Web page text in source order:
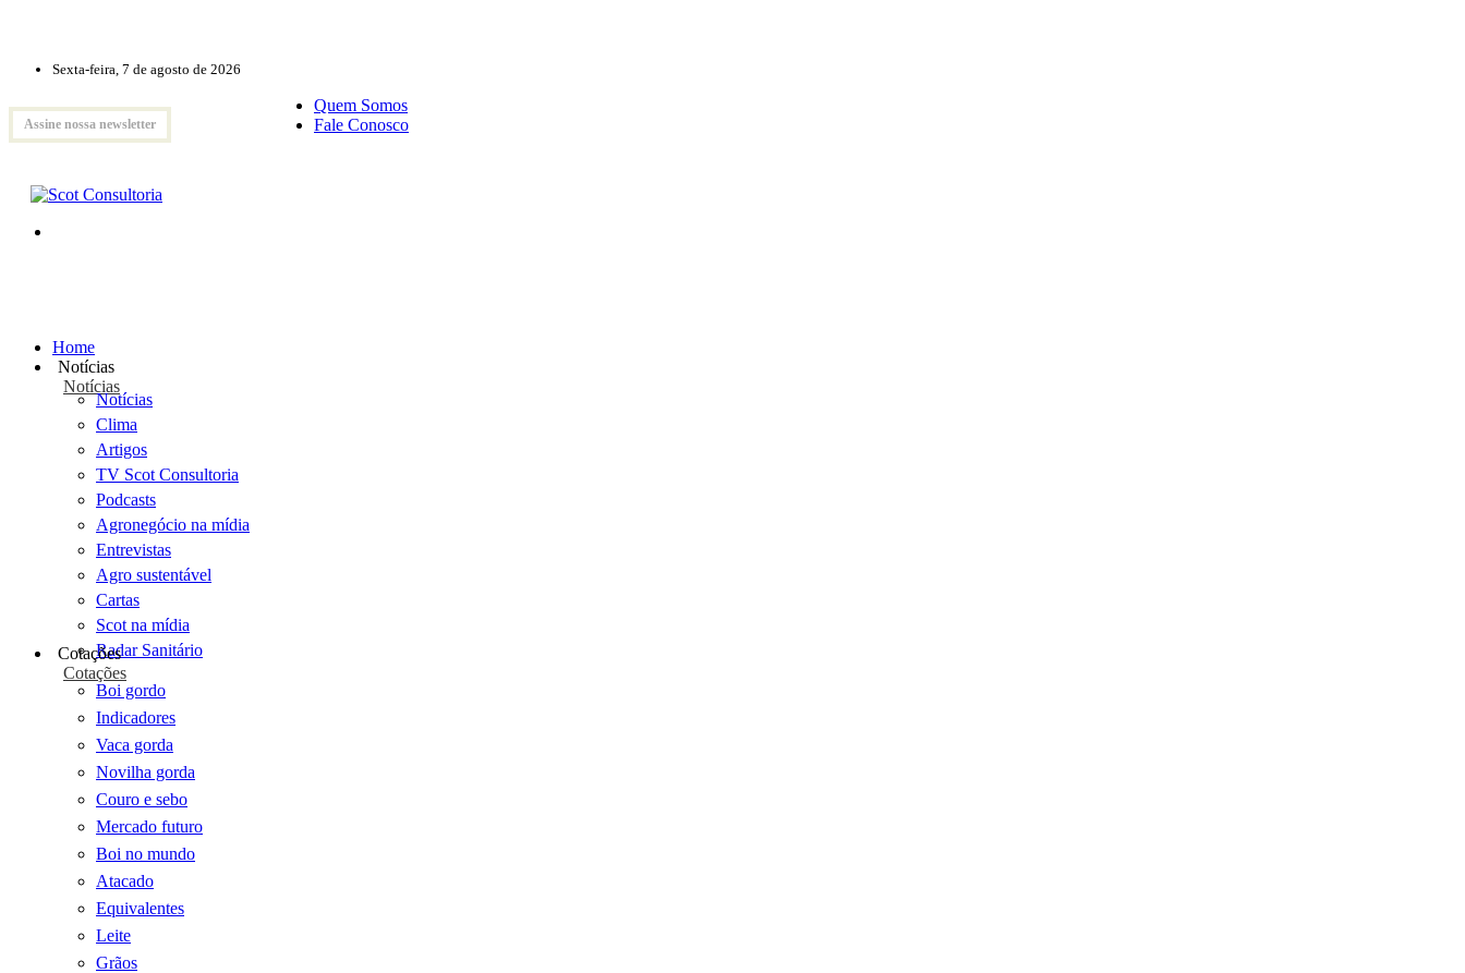
Sexta-feira, 7 de agosto de 2026
Assine nossa newsletter
Quem Somos
Fale Conosco
Home
Notícias
Notícias
Notícias
Clima
Artigos
TV Scot Consultoria
Podcasts
Agronegócio na mídia
Entrevistas
Agro sustentável
Cartas
Scot na mídia
Radar Sanitário
Cotações
Cotações
Boi gordo
Indicadores
Vaca gorda
Novilha gorda
Couro e sebo
Mercado futuro
Boi no mundo
Atacado
Equivalentes
Leite
Grãos